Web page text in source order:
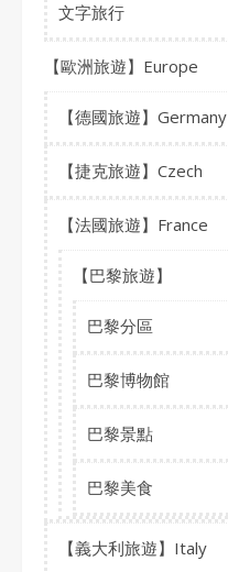
文字旅行
【歐洲旅遊】Europe
【德國旅遊】Germany
【捷克旅遊】Czech
【法國旅遊】France
【巴黎旅遊】
巴黎分區
巴黎博物館
巴黎景點
巴黎美食
【義大利旅遊】Italy